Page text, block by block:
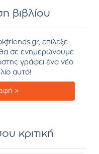
βιβλίου
επίλεξε
θα σε ενημερώνουμε
γράφει ένα νέο
αυτό!
>
κριτική